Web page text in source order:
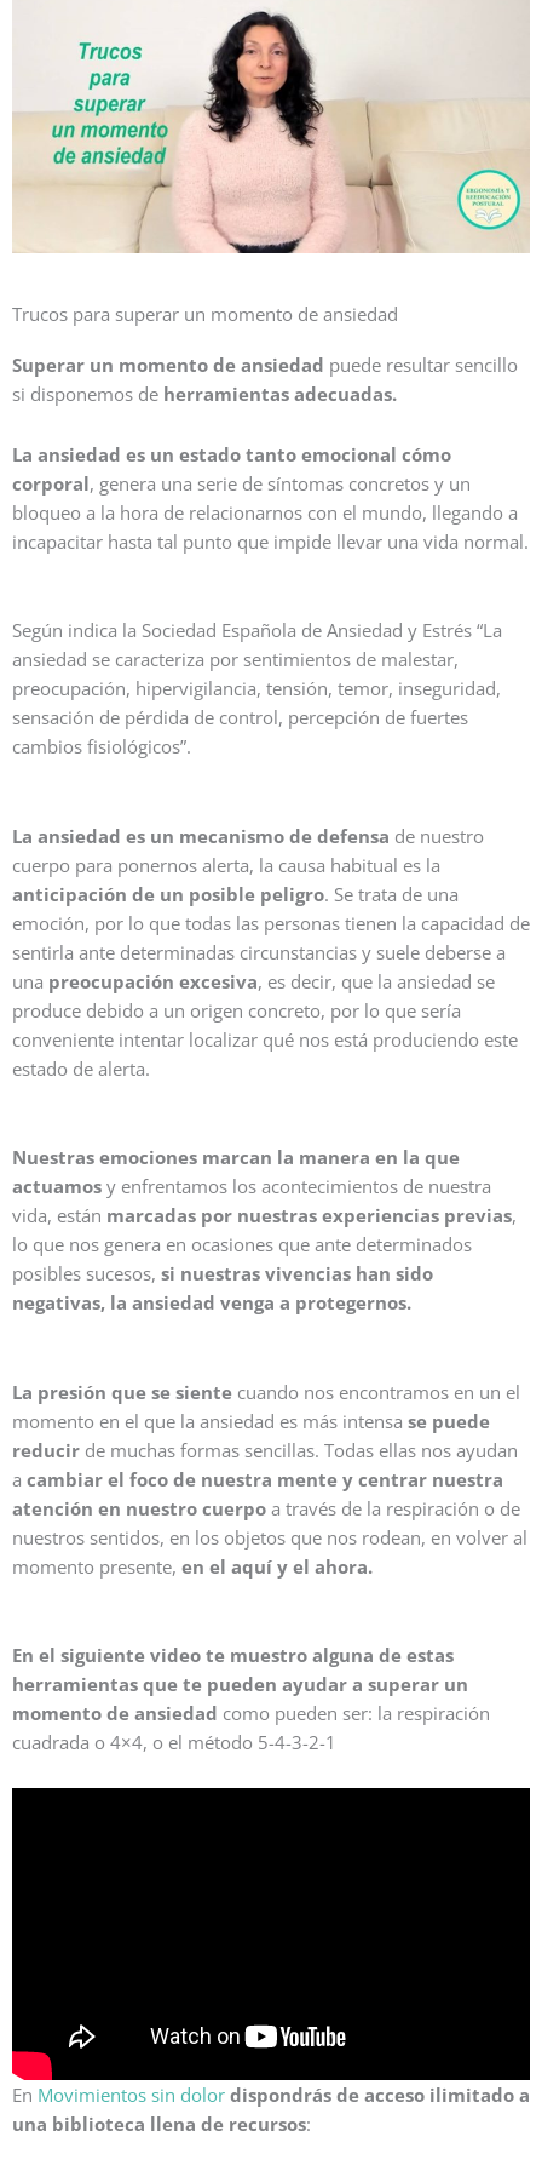
Trucos para superar un momento de ansiedad
Superar un momento de ansiedad puede resultar sencillo
si disponemos de herramientas adecuadas.
La ansiedad es un estado tanto emocional cómo
corporal, genera una serie de síntomas concretos y un
bloqueo a la hora de relacionarnos con el mundo, llegando a
incapacitar hasta tal punto que impide llevar una vida normal.
Según indica la Sociedad Española de Ansiedad y Estrés “La
ansiedad se caracteriza por sentimientos de malestar,
preocupación, hipervigilancia, tensión, temor, inseguridad,
sensación de pérdida de control, percepción de fuertes
cambios fisiológicos”.
La ansiedad es un mecanismo de defensa de nuestro
cuerpo para ponernos alerta, la causa habitual es la
anticipación de un posible peligro. Se trata de una
emoción, por lo que todas las personas tienen la capacidad de
sentirla ante determinadas circunstancias y suele deberse a
una preocupación excesiva, es decir, que la ansiedad se
produce debido a un origen concreto, por lo que sería
conveniente intentar localizar qué nos está produciendo este
estado de alerta.
Nuestras emociones marcan la manera en la que
actuamos y enfrentamos los acontecimientos de nuestra
vida, están marcadas por nuestras experiencias previas,
lo que nos genera en ocasiones que ante determinados
posibles sucesos, si nuestras vivencias han sido
negativas, la ansiedad venga a protegernos.
La presión que se siente cuando nos encontramos en un el
momento en el que la ansiedad es más intensa se puede
reducir de muchas formas sencillas. Todas ellas nos ayudan
a cambiar el foco de nuestra mente y centrar nuestra
atención en nuestro cuerpo a través de la respiración o de
nuestros sentidos, en los objetos que nos rodean, en volver al
momento presente, en el aquí y el ahora.
En el siguiente video te muestro alguna de estas
herramientas que te pueden ayudar a superar un
momento de ansiedad como pueden ser: la respiración
cuadrada o 4×4, o el método 5-4-3-2-1
En Movimientos sin dolor dispondrás de acceso ilimitado a
una biblioteca llena de recursos: